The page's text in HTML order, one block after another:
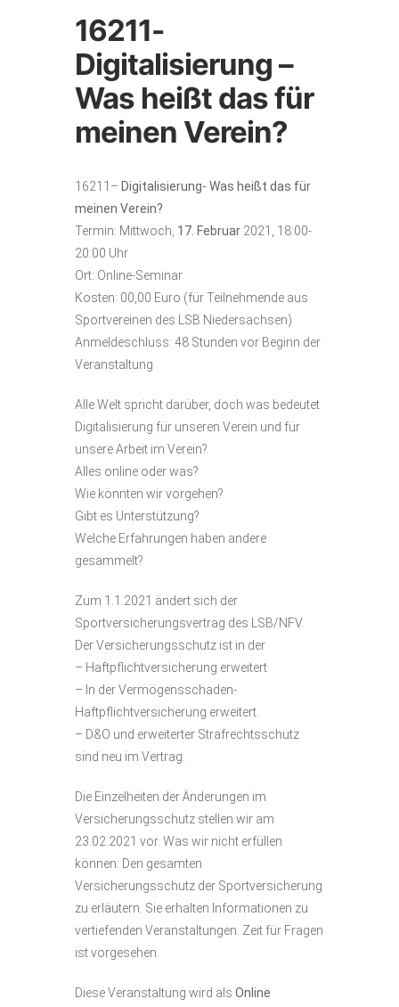
16211-
Digitalisierung –
Was heißt das für
meinen Verein?
16211– Digitalisierung- Was heißt das für
meinen Verein?
Termin: Mittwoch, 17. Februar 2021, 18:00-
20:00 Uhr
Ort: Online-Seminar
Kosten: 00,00 Euro (für Teilnehmende aus
Sportvereinen des LSB Niedersachsen)
Anmeldeschluss: 48 Stunden vor Beginn der
Veranstaltung
Alle Welt spricht darüber, doch was bedeutet
Digitalisierung für unseren Verein und für
unsere Arbeit im Verein?
Alles online oder was?
Wie könnten wir vorgehen?
Gibt es Unterstützung?
Welche Erfahrungen haben andere
gesammelt?
Zum 1.1.2021 ändert sich der
Sportversicherungsvertrag des LSB/NFV.
Der Versicherungsschutz ist in der
– Haftpflichtversicherung erweitert
– In der Vermögensschaden-
Haftpflichtversicherung erweitert.
– D&O und erweiterter Strafrechtsschutz
sind neu im Vertrag.
Die Einzelheiten der Änderungen im
Versicherungsschutz stellen wir am
23.02.2021 vor. Was wir nicht erfüllen
können: Den gesamten
Versicherungsschutz der Sportversicherung
zu erläutern. Sie erhalten Informationen zu
vertiefenden Veranstaltungen. Zeit für Fragen
ist vorgesehen.
Diese Veranstaltung wird als Online